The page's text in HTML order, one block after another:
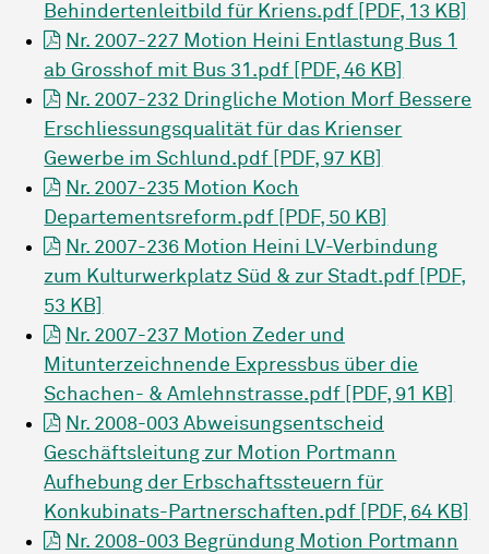
Behindertenleitbild für Kriens.pdf [PDF, 13 KB]
Nr. 2007-227 Motion Heini Entlastung Bus 1
ab Grosshof mit Bus 31.pdf [PDF, 46 KB]
Nr. 2007-232 Dringliche Motion Morf Bessere
Erschliessungsqualität für das Krienser
Gewerbe im Schlund.pdf [PDF, 97 KB]
Nr. 2007-235 Motion Koch
Departementsreform.pdf [PDF, 50 KB]
Nr. 2007-236 Motion Heini LV-Verbindung
zum Kulturwerkplatz Süd & zur Stadt.pdf [PDF,
53 KB]
Nr. 2007-237 Motion Zeder und
Mitunterzeichnende Expressbus über die
Schachen- & Amlehnstrasse.pdf [PDF, 91 KB]
Nr. 2008-003 Abweisungsentscheid
Geschäftsleitung zur Motion Portmann
Aufhebung der Erbschaftssteuern für
Konkubinats-Partnerschaften.pdf [PDF, 64 KB]
Nr. 2008-003 Begründung Motion Portmann